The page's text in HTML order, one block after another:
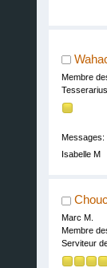
Membre
Tesserarius
Messages:
Isabelle M
Marc M.
Membre
Serviteur